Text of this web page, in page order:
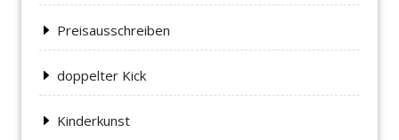
Preisausschreiben
doppelter Kick
Kinderkunst